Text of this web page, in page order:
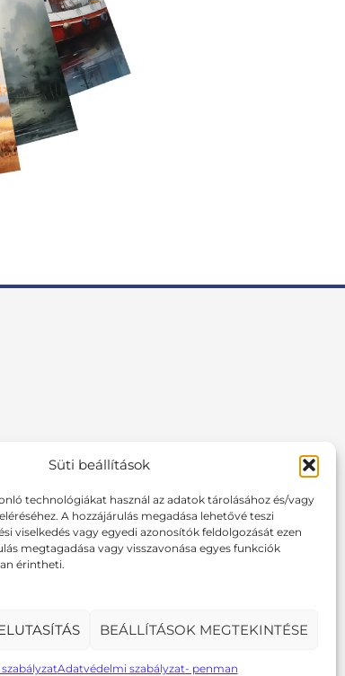
Süti beállítások
technológiákat használ az adatok tárolásához és/vagy
A hozzájárulás megadása lehetővé teszi
viselkedés vagy egyedi azonosítók feldolgozását ezen
megtagadása vagy visszavonása egyes funkciók
érintheti.
BEÁLLÍTÁSOK MEGTEKINTÉSE
Adatvédelmi szabályzat- penman
P
n
t
e
r